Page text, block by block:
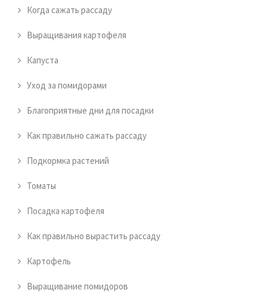
Когда сажать рассаду
Выращивания картофеля
Капуста
Уход за помидорами
Благоприятные дни для посадки
Как правильно сажать рассаду
Подкормка растений
Томаты
Посадка картофеля
Как правильно вырастить рассаду
Картофель
Выращивание помидоров